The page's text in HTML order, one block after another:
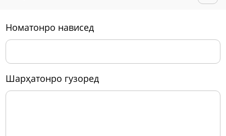
номатонро нависед
шарҳатонро гузоред